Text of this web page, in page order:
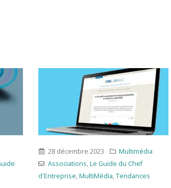
Multimédia
du Chef
4 janvier 2024
Multimédia
Associations,Boucle Vidéo
du Chef d'Entreprise,MultiMédia